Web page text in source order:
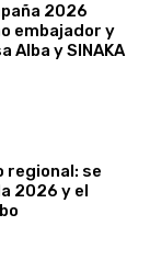
2026
embajador y
Alba y SINAKA
regional: se
2026 y el